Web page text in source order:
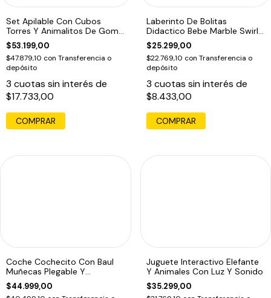
Set Apilable Con Cubos
Torres Y Animalitos De Goma
Color Pastel
$53.199,00
$47.879,10 con Transferencia o
depósito
3 cuotas sin interés de
$17.733,00
Laberinto De Bolitas
Didactico Bebe Marble Swirly
Run Multicolor
$25.299,00
$22.769,10 con Transferencia o
depósito
3 cuotas sin interés de
$8.433,00
Coche Cochecito Con Baul
Muñecas Plegable Y
Resistente Toldo
$44.999,00
Juguete Interactivo Elefante
Y Animales Con Luz Y Sonido
$35.299,00